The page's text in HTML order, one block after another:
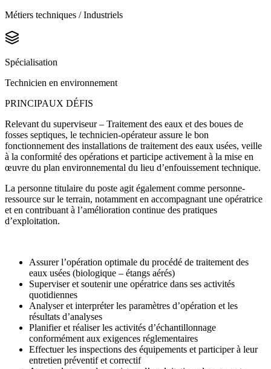
Métiers techniques / Industriels
Spécialisation
Technicien en environnement
PRINCIPAUX DÉFIS
Relevant du superviseur – Traitement des eaux et des boues de
fosses septiques, le technicien-opérateur assure le bon
fonctionnement des installations de traitement des eaux usées, veille
à la conformité des opérations et participe activement à la mise en
œuvre du plan environnemental du lieu d’enfouissement technique.
La personne titulaire du poste agit également comme personne-
ressource sur le terrain, notamment en accompagnant une opératrice
et en contribuant à l’amélioration continue des pratiques
d’exploitation.
Assurer l’opération optimale du procédé de traitement des
eaux usées (biologique – étangs aérés)
Superviser et soutenir une opératrice dans ses activités
quotidiennes
Analyser et interpréter les paramètres d’opération et les
résultats d’analyses
Planifier et réaliser les activités d’échantillonnage
conformément aux exigences réglementaires
Effectuer les inspections des équipements et participer à leur
entretien préventif et correctif